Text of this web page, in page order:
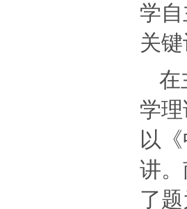
学
关
在
学
以
讲
了